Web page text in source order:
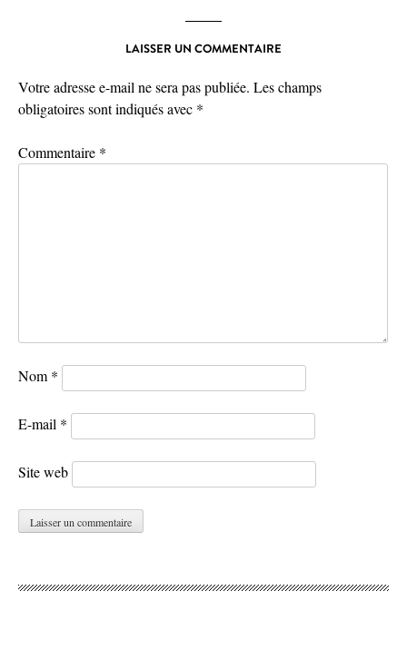
LAISSER UN COMMENTAIRE
Votre adresse e-mail ne sera pas publiée. Les champs
obligatoires sont indiqués avec *
Commentaire *
Nom *
E-mail *
Site web